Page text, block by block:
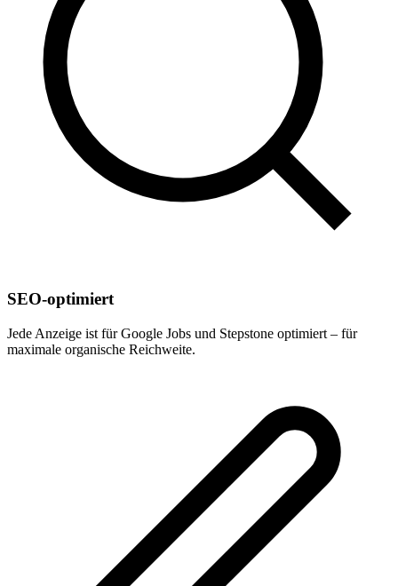
SEO-optimiert
Jede Anzeige ist für Google Jobs und Stepstone optimiert – für
maximale organische Reichweite.